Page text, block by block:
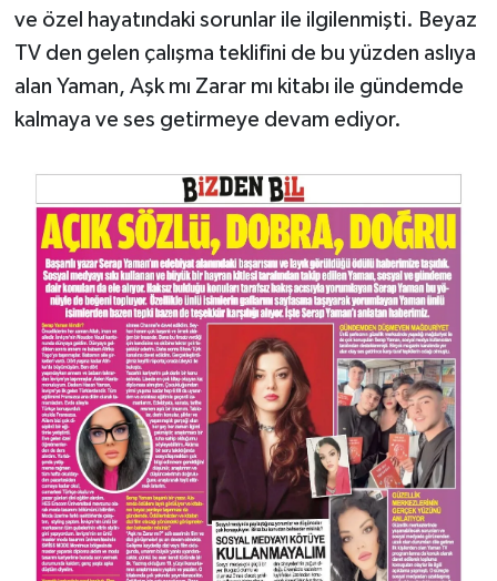
ve özel hayatındaki sorunlar ile ilgilenmişti. Beyaz
TV den gelen çalışma teklifini de bu yüzden aslıya
alan Yaman, Aşk mı Zarar mı kitabı ile gündemde
kalmaya ve ses getirmeye devam ediyor.